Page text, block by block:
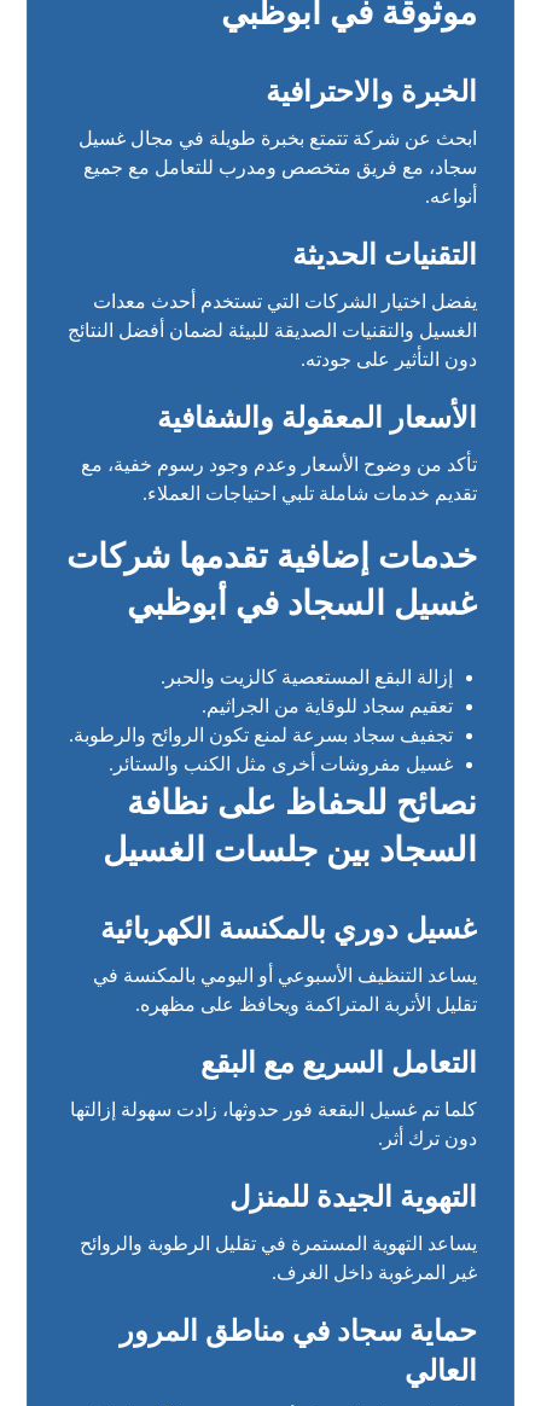
موثوقة في أبوظبي
الخبرة والاحترافية
ابحث عن شركة تتمتع بخبرة طويلة في مجال غسيل
سجاد، مع فريق متخصص ومدرب للتعامل مع جميع
أنواعه.
التقنيات الحديثة
يفضل اختيار الشركات التي تستخدم أحدث معدات
الغسيل والتقنيات الصديقة للبيئة لضمان أفضل النتائج
دون التأثير على جودته.
الأسعار المعقولة والشفافية
تأكد من وضوح الأسعار وعدم وجود رسوم خفية، مع
تقديم خدمات شاملة تلبي احتياجات العملاء.
خدمات إضافية تقدمها شركات
غسيل السجاد في أبوظبي
إزالة البقع المستعصية كالزيت والحبر.
تعقيم سجاد للوقاية من الجراثيم.
تجفيف سجاد بسرعة لمنع تكون الروائح والرطوبة.
غسيل مفروشات أخرى مثل الكنب والستائر.
نصائح للحفاظ على نظافة
السجاد بين جلسات الغسيل
غسيل دوري بالمكنسة الكهربائية
يساعد التنظيف الأسبوعي أو اليومي بالمكنسة في
تقليل الأتربة المتراكمة ويحافظ على مظهره.
التعامل السريع مع البقع
كلما تم غسيل البقعة فور حدوثها، زادت سهولة إزالتها
دون ترك أثر.
التهوية الجيدة للمنزل
يساعد التهوية المستمرة في تقليل الرطوبة والروائح
غير المرغوبة داخل الغرف.
حماية سجاد في مناطق المرور
العالي